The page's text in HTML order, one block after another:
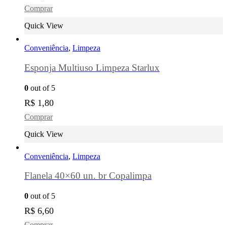
Comprar
Quick View
Conveniência, Limpeza
Esponja Multiuso Limpeza Starlux
0 out of 5
R$ 1,80
Comprar
Quick View
Conveniência, Limpeza
Flanela 40×60 un. br Copalimpa
0 out of 5
R$ 6,60